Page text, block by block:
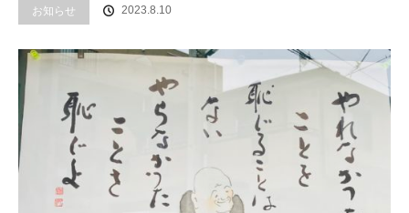
お知らせ 2023.8.10